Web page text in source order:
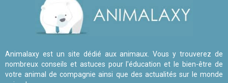
Animalaxy est un site dédié aux animaux. Vous y trouverez de
nombreux conseils et astuces pour l'éducation et le bien-être de
votre animal de compagnie ainsi que des actualités sur le monde